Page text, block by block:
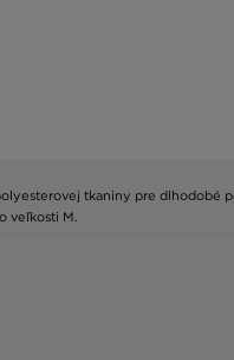
tkaniny pre dlhodobé
veľkosti M.